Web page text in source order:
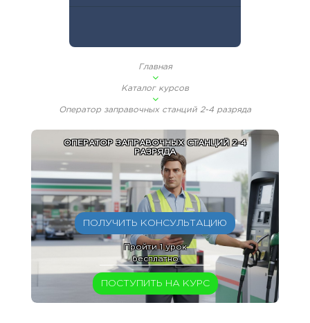
Главная
Каталог курсов
Оператор заправочных станций 2-4 разряда
ОПЕРАТОР ЗАПРАВОЧНЫХ СТАНЦИЙ 2-4
РАЗРЯДА
ПОЛУЧИТЬ КОНСУЛЬТАЦИЮ
Пройти 1 урок
бесплатно
ПОСТУПИТЬ НА КУРС